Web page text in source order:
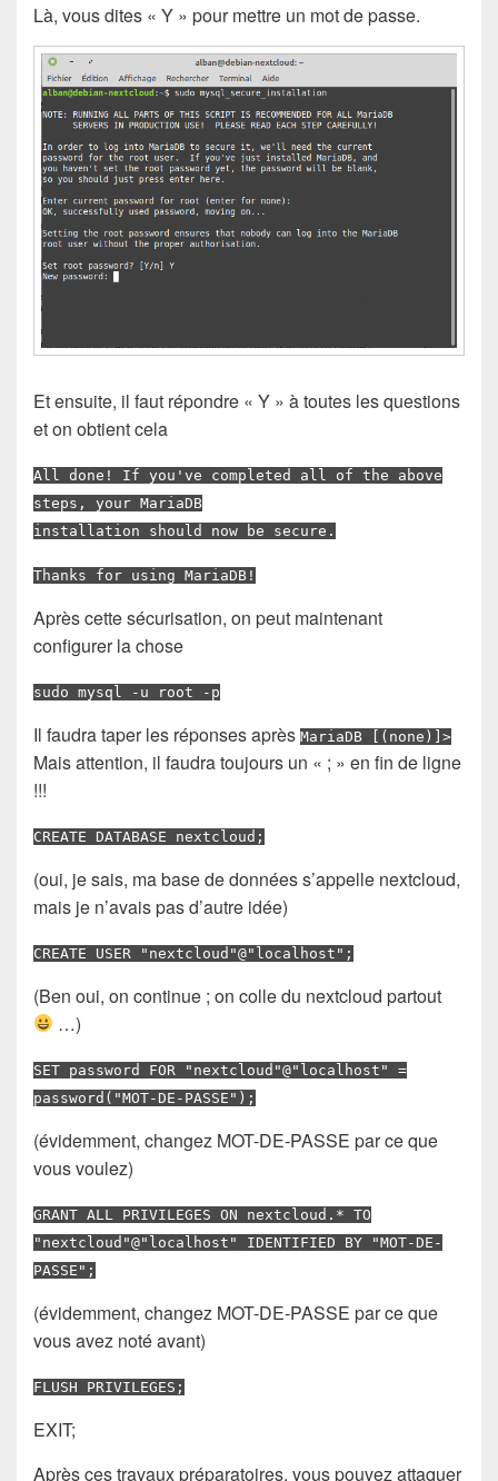
Là, vous dites « Y » pour mettre un mot de passe.
Et ensuite, il faut répondre « Y » à toutes les questions
et on obtient cela
All done! If you've completed all of the above
steps, your MariaDB
installation should now be secure.
Thanks for using MariaDB!
Après cette sécurisation, on peut maintenant
configurer la chose
sudo mysql -u root -p
Il faudra taper les réponses après MariaDB [(none)]>
Mais attention, il faudra toujours un « ; » en fin de ligne
!!!
CREATE DATABASE nextcloud;
(oui, je sais, ma base de données s’appelle nextcloud,
mais je n’avais pas d’autre idée)
CREATE USER "nextcloud"@"localhost";
(Ben oui, on continue ; on colle du nextcloud partout
…)
SET password FOR "nextcloud"@"localhost" =
password("MOT-DE-PASSE");
(évidemment, changez MOT-DE-PASSE par ce que
vous voulez)
GRANT ALL PRIVILEGES ON nextcloud.* TO
"nextcloud"@"localhost" IDENTIFIED BY "MOT-DE-
PASSE";
(évidemment, changez MOT-DE-PASSE par ce que
vous avez noté avant)
FLUSH PRIVILEGES;
EXIT;
Après ces travaux préparatoires, vous pouvez attaquer